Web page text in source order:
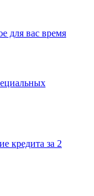
для вас время
кредита за 2